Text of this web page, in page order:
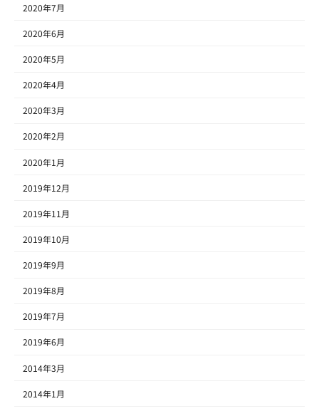
2020年7月
2020年6月
2020年5月
2020年4月
2020年3月
2020年2月
2020年1月
2019年12月
2019年11月
2019年10月
2019年9月
2019年8月
2019年7月
2019年6月
2014年3月
2014年1月